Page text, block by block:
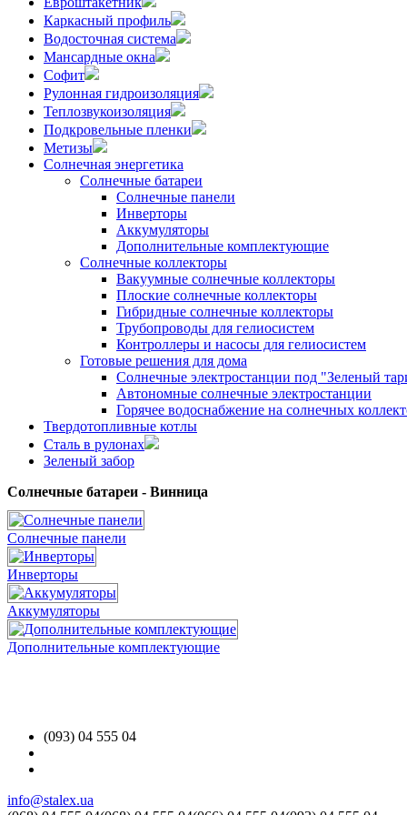
Каркасный профиль
Водосточная система
Мансардные окна
Софит
Рулонная гидроизоляция
Теплозвукоизоляция
Подкровельные пленки
Метизы
Солнечная энергетика
Солнечные батареи
Солнечные панели
Инверторы
Аккумуляторы
Дополнительные комплектующие
Солнечные коллекторы
Вакуумные солнечные коллекторы
Плоские солнечные коллекторы
Гибридные солнечные коллекторы
Трубопроводы для гелиосистем
Контроллеры и насосы для гелиосистем
Готовые решения для дома
Солнечные электростанции под "Зеленый
Автономные солнечные электростанции
Горячее водоснабжение на солнечных
Твердотопливные котлы
Сталь в рулонах
Зеленый забор
Солнечные батареи - Винница
Солнечные панели
Инверторы
Аккумуляторы
Дополнительные комплектующие
(093) 04 555 04
info@stalex.ua